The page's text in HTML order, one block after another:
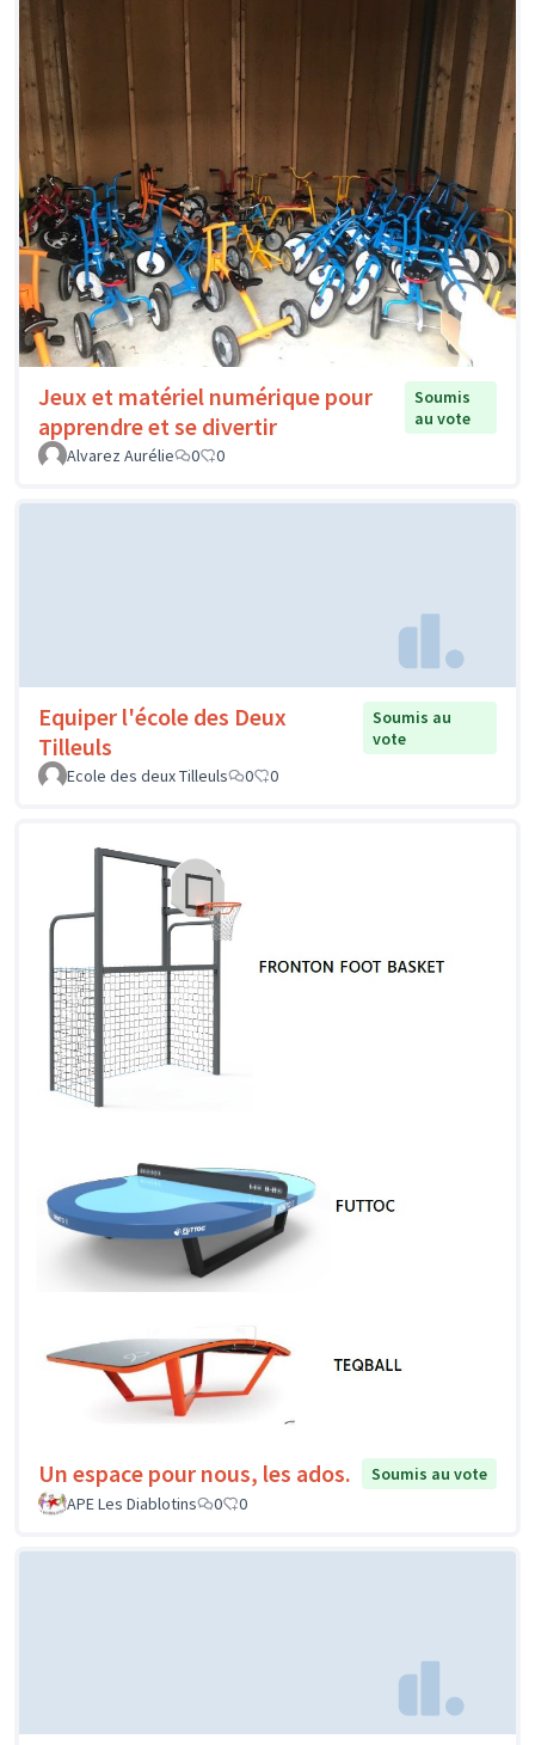
Jeux et matériel numérique pour
apprendre et se divertir
Soumis
au vote
Alvarez Aurélie
0 0
Equiper l'école des Deux
Tilleuls
Soumis au
vote
Ecole des deux Tilleuls
0 0
Un espace pour nous, les ados.
Soumis au vote
APE Les Diablotins
0 0